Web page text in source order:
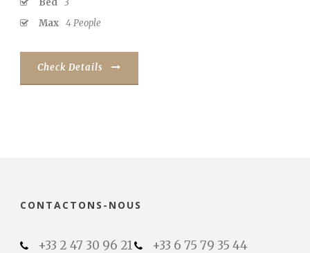
Max 4 People
Check Details
CONTACTONS-NOUS
+33 2 47 30 96 21 +33 6 75 79 35 44